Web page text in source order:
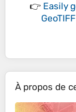
👉 Easily
À propos de